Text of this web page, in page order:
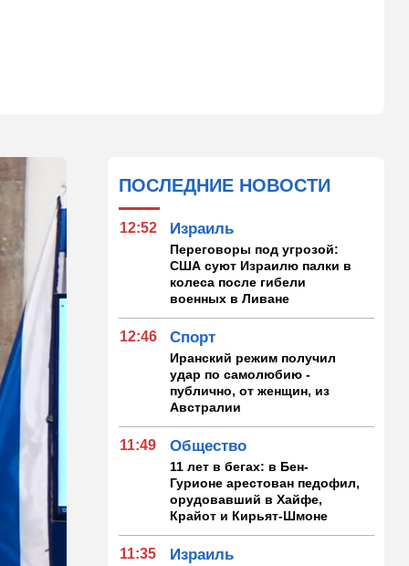
ПОСЛЕДНИЕ НОВОСТИ
12:52 Израиль
Переговоры под угрозой:
США суют Израилю палки в
колеса после гибели
военных в Ливане
12:46 Спорт
Иранский режим получил
удар по самолюбию -
публично, от женщин, из
Австралии
11:49 Общество
11 лет в бегах: в Бен-
Гурионе арестован педофил,
орудовавший в Хайфе,
Крайот и Кирьят-Шмоне
11:35 Израиль